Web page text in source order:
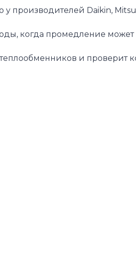
производителей Daikin,
когда промедление
и